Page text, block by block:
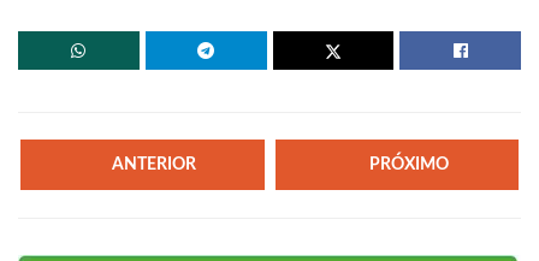
ANTERIOR PRÓXIMO